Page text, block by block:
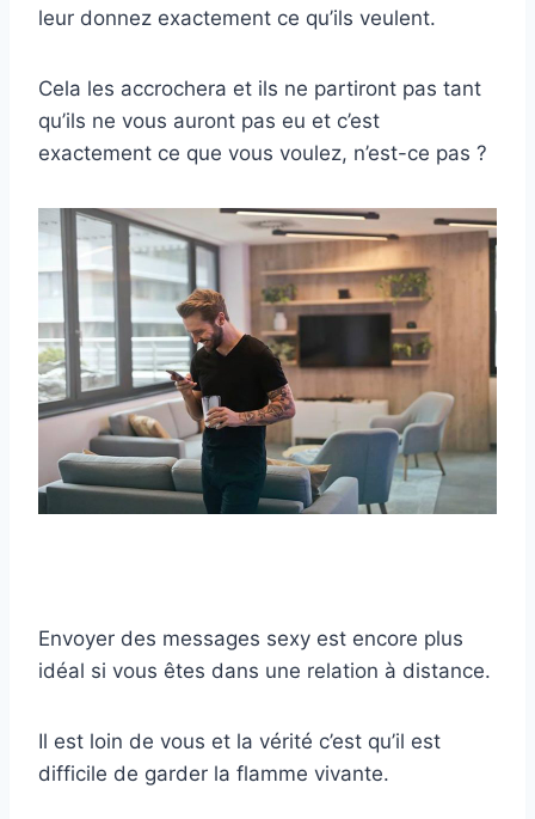
leur donnez exactement ce qu’ils veulent.
Cela les accrochera et ils ne partiront pas tant
qu’ils ne vous auront pas eu et c’est
exactement ce que vous voulez, n’est-ce pas ?
Envoyer des messages sexy est encore plus
idéal si vous êtes dans une relation à distance.
Il est loin de vous et la vérité c’est qu’il est
difficile de garder la flamme vivante.